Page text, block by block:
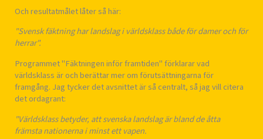
Och resultatmålet låter så här:
"Svensk fäktning har landslag i världsklass både för damer och för
herrar".
Programmet "Fäktningen inför framtiden" förklarar vad
världsklass är och berättar mer om förutsättningarna för
framgång. Jag tycker det avsnittet är så centralt, så jag vill citera
det ordagrant:
"Världsklass betyder, att svenska landslag är bland de åtta
främsta nationerna i minst ett vapen.